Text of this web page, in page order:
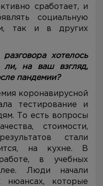
сработает, и
социальную
так и в других
хотелось
ли, на ваш взгляд,
пандемии?
коронавирусной
тестирование и
То есть вопросы
стоимости,
стали
на кухне. В
в учебных
Люди начали
нюансах, которые